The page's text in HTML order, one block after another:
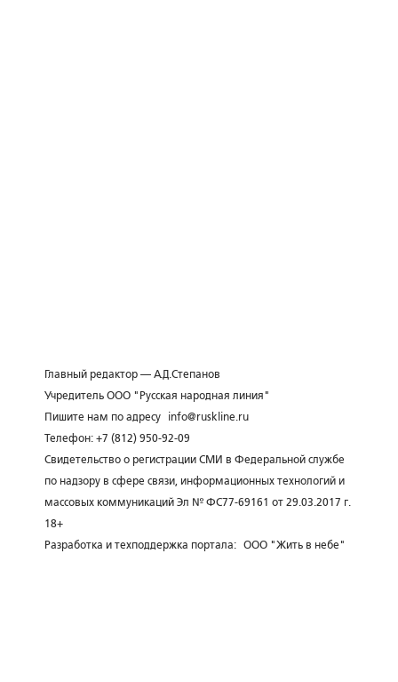
Главный редактор — А.Д.Степанов
Учредитель ООО "Русская народная линия"
Пишите нам по адресу
info@ruskline.ru
Телефон: +7 (812) 950-92-09
Свидетельство о регистрации СМИ в Федеральной службе
по надзору в сфере связи, информационных технологий и
массовых коммуникаций Эл № ФС77-69161 от 29.03.2017 г.
18+
Разработка и техподдержка портала: ООО "Жить в небе"